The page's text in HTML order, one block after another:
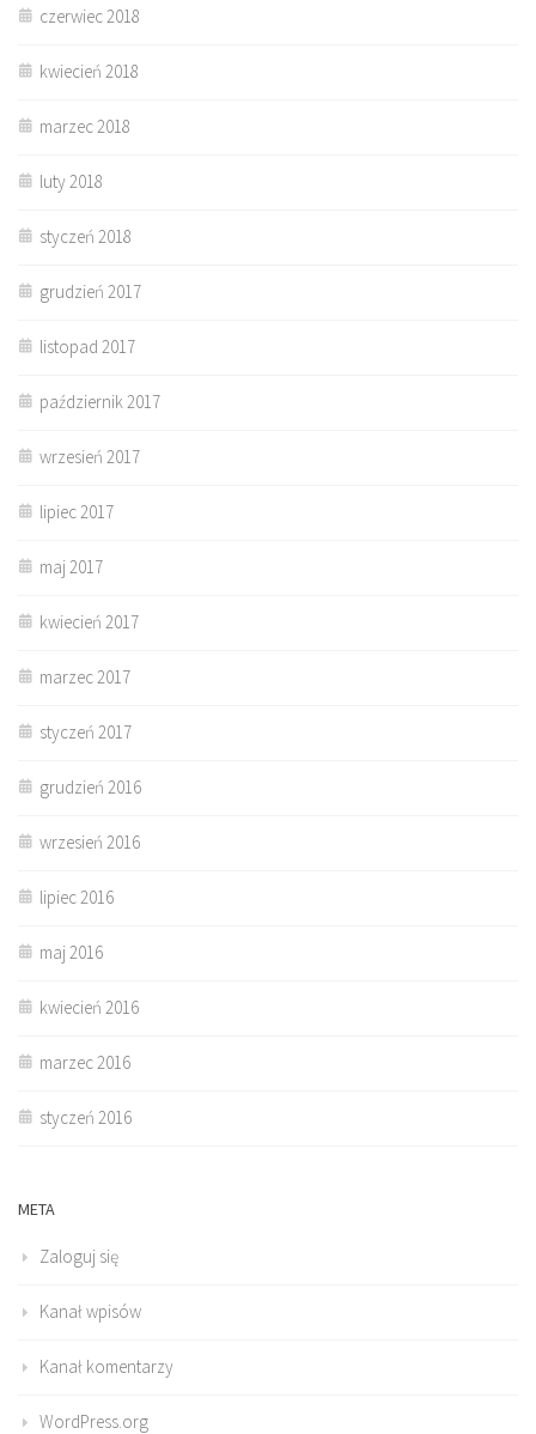
czerwiec 2018
kwiecień 2018
marzec 2018
luty 2018
styczeń 2018
grudzień 2017
listopad 2017
październik 2017
wrzesień 2017
lipiec 2017
maj 2017
kwiecień 2017
marzec 2017
styczeń 2017
grudzień 2016
wrzesień 2016
lipiec 2016
maj 2016
kwiecień 2016
marzec 2016
styczeń 2016
META
Zaloguj się
Kanał wpisów
Kanał komentarzy
WordPress.org